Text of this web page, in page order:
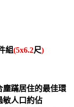
組(5x6.2尺)
塵蹣居住的最佳環
敏人口約佔